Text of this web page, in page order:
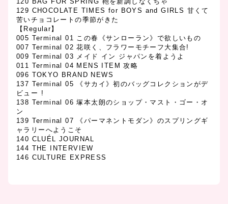
129 CHOCOLATE TIMES for BOYS and GIRLS 甘くて
苦いチョコレートの季節がきた
【Regular】
005 Terminal 01 この春《サンローラン》で欲しいもの
007 Terminal 02 花咲く、フラワーモチーフ大集合!
009 Terminal 03 メイド イン ジャパンを着ようよ
011 Terminal 04 MENS ITEM 攻略
096 TOKYO BRAND NEWS
137 Terminal 05 《サカイ》初のバッグコレクションがデ
ビュー !
138 Terminal 06 塚本太朗のショップ・マスト・ゴー・オ
ン
139 Terminal 07 《パーマネントモダン》のスプリングギ
ャラリーへようこそ
140 CLUÉL JOURNAL
144 THE INTERVIEW
146 CULTURE EXPRESS